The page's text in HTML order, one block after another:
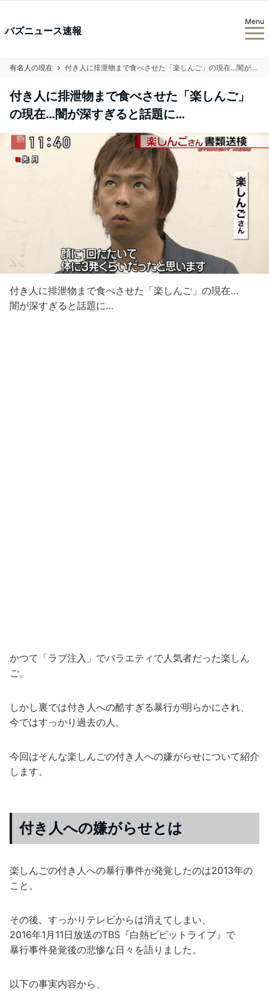
バズニュース速報
Menu
有名人の現在 付き人に排泄物まで食べさせた「楽しんご」の現在…闇が深すぎると話題に…
付き人に排泄物まで食べさせた「楽しんご」
の現在…闇が深すぎると話題に…
付き人に排泄物まで食べさせた「楽しんご」の現在…
闇が深すぎると話題に…
かつて「ラブ注入」でバラエティで人気者だった楽しん
ご。
しかし裏では付き人への酷すぎる暴行が明らかにされ、
今ではすっかり過去の人。
今回はそんな楽しんごの付き人への嫌がらせについて紹介
します。
付き人への嫌がらせとは
楽しんごの付き人への暴行事件が発覚したのは2013年の
こと。
その後、すっかりテレビからは消えてしまい、
2016年1月11日放送のTBS『白熱ビビットライブ』で
暴行事件発覚後の悲惨な日々を語りました。
以下の事実内容から、